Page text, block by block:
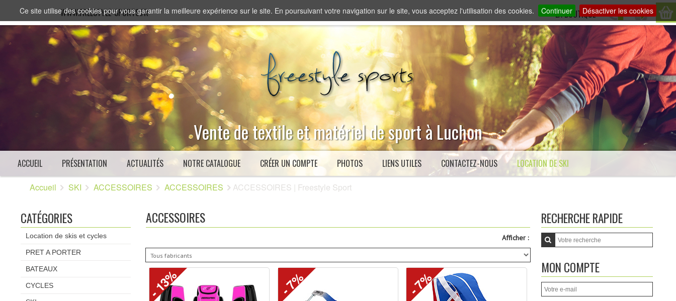
Ce site utilise des cookies pour vous garantir la meilleure expérience sur le site. En poursuivant votre navigation sur le site, vous acceptez l'utilisation des cookies. Continuer Désactiver les cookies
WWW.FREESTYLE-SPORTS.FR LA BOUTIQUE
Vente de textile et matériel de sport à Luchon
ACCUEIL PRÉSENTATION ACTUALITÉS NOTRE CATALOGUE CRÉER UN COMPTE PHOTOS LIENS UTILES CONTACTEZ-NOUS LOCATION DE SKI
Accueil SKI ACCESSOIRES ACCESSOIRES ACCESSOIRES | Freestyle Sport
ACCESSOIRES
Afficher :
- 13% - 7% - 7%
CATÉGORIES
Location de skis et cycles
PRET A PORTER
BATEAUX
CYCLES
RECHERCHE RAPIDE
MON COMPTE